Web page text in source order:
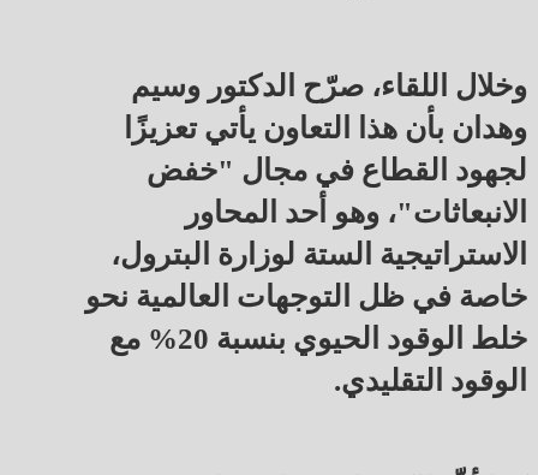
وخلال اللقاء، صرّح الدكتور وسيم
وهدان بأن هذا التعاون يأتي تعزيزًا
لجهود القطاع في مجال "خفض
الانبعاثات"، وهو أحد المحاور
الاستراتيجية الستة لوزارة البترول،
خاصة في ظل التوجهات العالمية نحو
خلط الوقود الحيوي بنسبة 20% مع
الوقود التقليدي.